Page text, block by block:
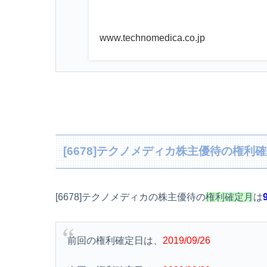
www.technomedica.co.jp
[6678]テクノメディカ株主優待の権利確
[6678]テクノメディカの株主優待の権利確定月 は
前回の権利確定日は、 2019/09/26